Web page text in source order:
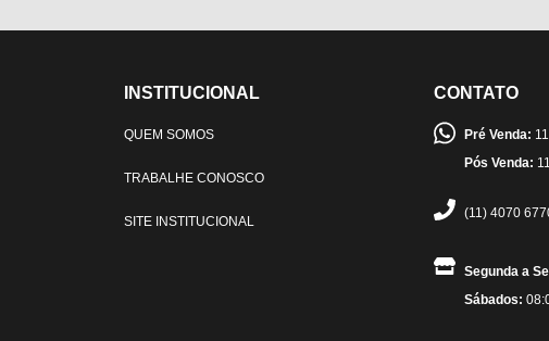
INSTITUCIONAL
QUEM SOMOS
TRABALHE CONOSCO
SITE INSTITUCIONAL
CONTATO
Pré Venda:
Pós Venda:
(11) 4070
Segunda a
Sábados: